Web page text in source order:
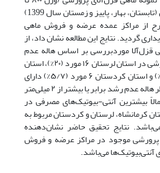
۱۷۰۰ گرم)‌ در مدت یک‌سال (تابستان، بهار، پاییز و زمستان سال 1399)
از مراکز عمده عرضه و فروش ماهی
گردید. نتایج این مطالعه نشان داد، از
ماهی قزل‌آلا موردبررسی بر اساس هاله عدم
رشد در ۶ pH، ماهیان پرورشی در استان لرستان ۱۶ مورد (۲۰%)، استان
کرمانشاه ۱۳ مورد (۲۵/۱۶%) و استان کردستان ۶ مورد (۵/۷%) دارای
بقایای آنتی‌بیوتیکی یعنی قطر هاله عدم رشد برابر یا بیشتر از ۲ میلی‌متر
بیشترین آنتی-بیوتیک‌های مصرفی در
کرمانشاه، لرستان و کردستان مربوط به
می‌باشد. نتایج تحقیق حاضر نشان‌دهنده
پرورشی موجود در مراکز عرضه و فروش
آنتی‌بیوتیک‌ها می‌باشد.